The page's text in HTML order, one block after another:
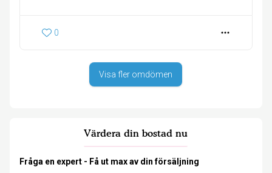
0
Visa fler omdömen
Värdera din bostad nu
Fråga en expert - Få ut max av din försäljning